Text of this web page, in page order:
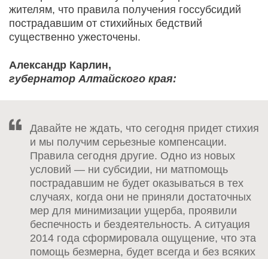
жителям, что правила получения госсубсидий
пострадавшим от стихийных бедствий
существенно ужесточены.
Александр Карлин,
губернатор Алтайского края:
Давайте не ждать, что сегодня придет стихия
и мы получим серьезные компенсации.
Правила сегодня другие. Одно из новых
условий — ни субсидии, ни матпомощь
пострадавшим не будет оказываться в тех
случаях, когда они не приняли достаточных
мер для минимизации ущерба, проявили
беспечность и бездеятельность. А ситуация
2014 года сформировала ощущение, что эта
помощь безмерна, будет всегда и без всяких